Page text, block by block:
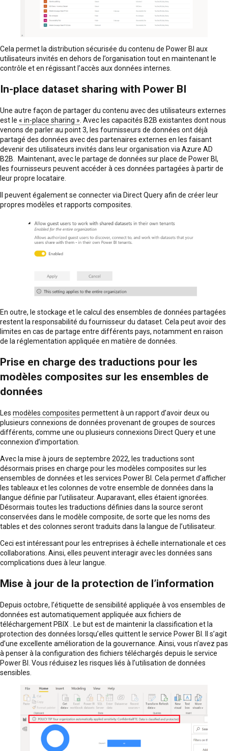
Cela permet la distribution sécurisée du contenu de Power BI aux
utilisateurs invités en dehors de l’organisation tout en maintenant le
contrôle et en régissant l’accès aux données internes.
In-place dataset sharing with Power BI
Une autre façon de partager du contenu avec des utilisateurs externes
est le « in-place sharing » . Avec les capacités B2B existantes dont nous
venons de parler au point 3, les fournisseurs de données ont déjà
partagé des données avec des partenaires externes en les faisant
devenir des utilisateurs invités dans leur organisation via Azure AD
B2B. Maintenant, avec le partage de données sur place de Power BI,
les fournisseurs peuvent accéder à ces données partagées à partir de
leur propre locataire.
Il peuvent également se connecter via Direct Query afin de créer leur
propres modèles et rapports composites.
En outre, le stockage et le calcul des ensembles de données partagées
restent la responsabilité du fournisseur du dataset. Cela peut avoir des
limites en cas de partage entre différents pays, notamment en raison
de la réglementation appliquée en matière de données.
Prise en charge des traductions pour les
modèles composites sur les ensembles de
données
Les modèles composites permettent à un rapport d’avoir deux ou
plusieurs connexions de données provenant de groupes de sources
différents, comme une ou plusieurs connexions Direct Query et une
connexion d’importation.
Avec la mise à jours de septembre 2022, les traductions sont
désormais prises en charge pour les modèles composites sur les
ensembles de données et les services Power BI. Cela permet d’afficher
les tableaux et les colonnes de votre ensemble de données dans la
langue définie par l’utilisateur. Auparavant, elles étaient ignorées.
Désormais toutes les traductions définies dans la source seront
conservées dans le modèle composite, de sorte que les noms des
tables et des colonnes seront traduits dans la langue de l’utilisateur.
Ceci est intéressant pour les entreprises à échelle internationale et ces
collaborations. Ainsi, elles peuvent interagir avec les données sans
complications dues à leur langue.
Mise à jour de la protection de l’information
Depuis octobre, l’étiquette de sensibilité appliquée à vos ensembles de
données est automatiquement appliquée aux fichiers de
téléchargement PBIX . Le but est de maintenir la classification et la
protection des données lorsqu’elles quittent le service Power BI. Il s’agit
d’une excellente amélioration de la gouvernance. Ainsi, vous n’avez pas
à penser à la configuration des fichiers téléchargés depuis le service
Power BI. Vous réduisez les risques liés à l’utilisation de données
sensibles.